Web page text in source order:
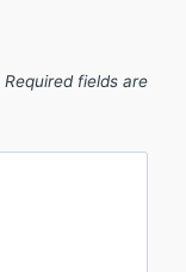
Required fields are